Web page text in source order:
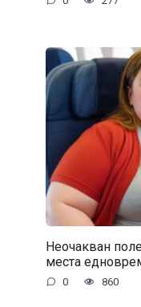
Неочакван
места
0 860